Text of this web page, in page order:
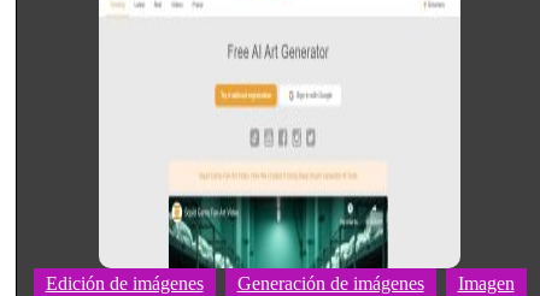
Edición de imágenes Generación de imágenes Imagen